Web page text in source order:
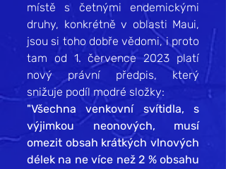
místě s četnými endemickými
druhy, konkrétně v oblasti Maui,
jsou si toho dobře vědomi, i proto
tam od 1. července 2023 platí
nový právní předpis, který
snižuje podíl modré složky:
"Všechna venkovní svítidla, s
výjimkou neonových, musí
omezit obsah krátkých vlnových
délek na ne více než 2 % obsahu